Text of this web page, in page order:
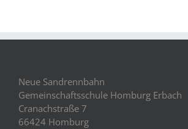
Neue Sandrennbahn
Gemeinschaftsschule Homburg Erbach
Cranachstraße 7
66424 Homburg